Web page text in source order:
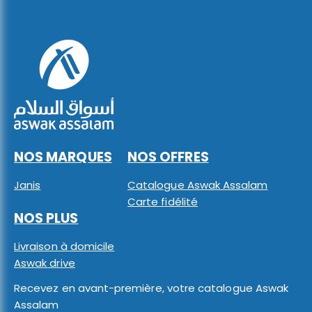
NOS MARQUES
Janis
NOS OFFRES
Catalogue Aswak Assalam
Carte fidélité
NOS PLUS
Livraison à domicile
Aswak drive
Recevez en avant-première, votre catalogue Aswak
Assalam